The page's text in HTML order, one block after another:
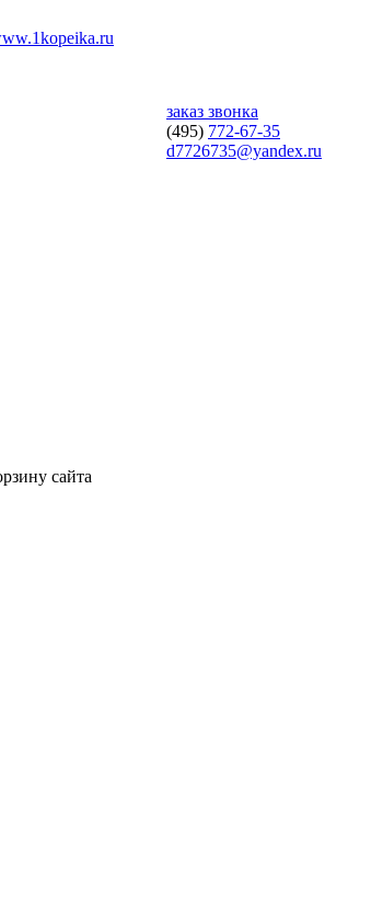
заказ звонка
(495) 772-67-35
d7726735@yandex.ru
сайта